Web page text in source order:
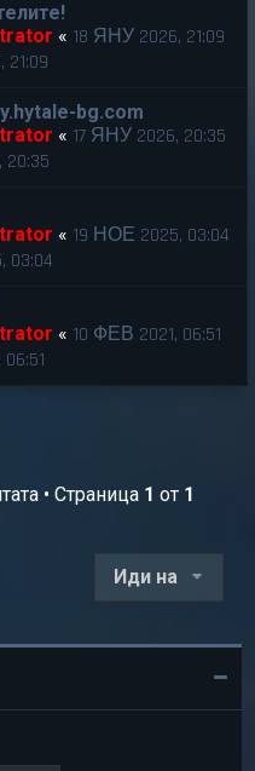
« 18 ЯНУ 2026, 21:09
bg.com
« 17 ЯНУ 2026, 20:35
« 19 НОЕ 2025, 03:04
03:04
« 10 ФЕВ 2021, 06:51
• Страница 1 от 1
Иди на